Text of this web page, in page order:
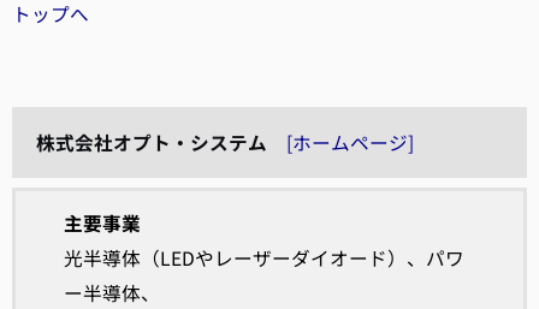
トップへ
株式会社オプト・システム [ホームページ]
主要事業
光半導体（LEDやレーザーダイオード）、パワ
ー半導体、